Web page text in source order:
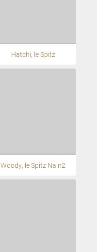
Hatchi, le Spitz
Woody, le Spitz Nain2